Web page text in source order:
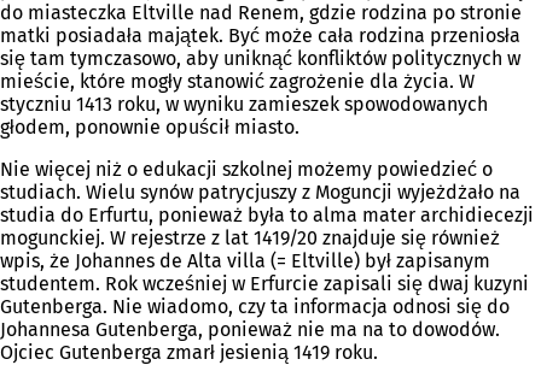
do miasteczka Eltville nad Renem, gdzie rodzina po stronie
matki posiadała majątek. Być może cała rodzina przeniosła
się tam tymczasowo, aby uniknąć konfliktów politycznych w
mieście, które mogły stanowić zagrożenie dla życia. W
styczniu 1413 roku, w wyniku zamieszek spowodowanych
głodem, ponownie opuścił miasto.
Nie więcej niż o edukacji szkolnej możemy powiedzieć o
studiach. Wielu synów patrycjuszy z Moguncji wyjeżdżało na
studia do Erfurtu, ponieważ była to alma mater archidiecezji
mogunckiej. W rejestrze z lat 1419/20 znajduje się również
wpis, że Johannes de Alta villa (= Eltville) był zapisanym
studentem. Rok wcześniej w Erfurcie zapisali się dwaj kuzyni
Gutenberga. Nie wiadomo, czy ta informacja odnosi się do
Johannesa Gutenberga, ponieważ nie ma na to dowodów.
Ojciec Gutenberga zmarł jesienią 1419 roku.